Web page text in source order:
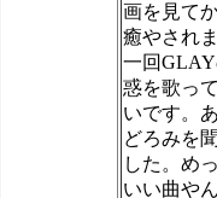
画を見て
癒やされ
一回
惑を歌っ
いです。
どろみを
した。め
いい曲や